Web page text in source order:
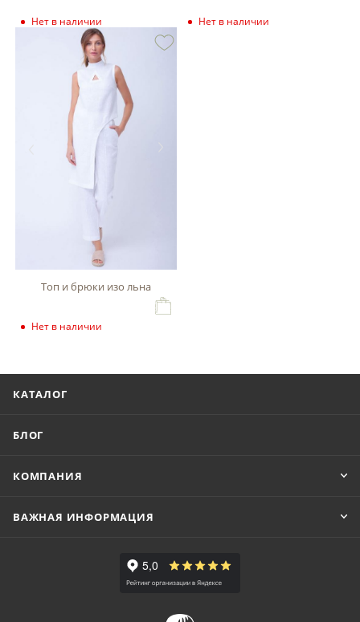
Нет в наличии Нет в наличии
Топ и брюки изо льна
Нет в наличии
КАТАЛОГ
БЛОГ
КОМПАНИЯ
ВАЖНАЯ ИНФОРМАЦИЯ